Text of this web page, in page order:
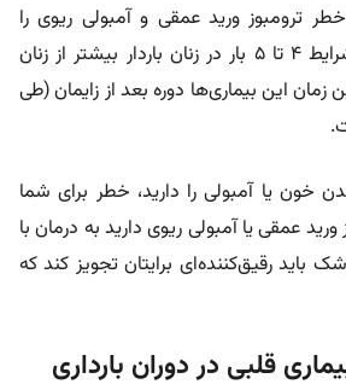
ترومبوز ورید عمقی و آمبولی ریوی را
افزایش می‌دهد. این شرایط ۴ تا ۵ بار در زنان باردار بیشتر از زنان
زمان این بیماری‌ها دوره بعد از زایمان (طی
خون یا آمبولی را دارید، خطر برای شما
عمقی یا آمبولی ریوی دارید به درمان با
باید رقیق‌کننده‌ای برایتان تجویز کند که
قلبی در دوران بارداری